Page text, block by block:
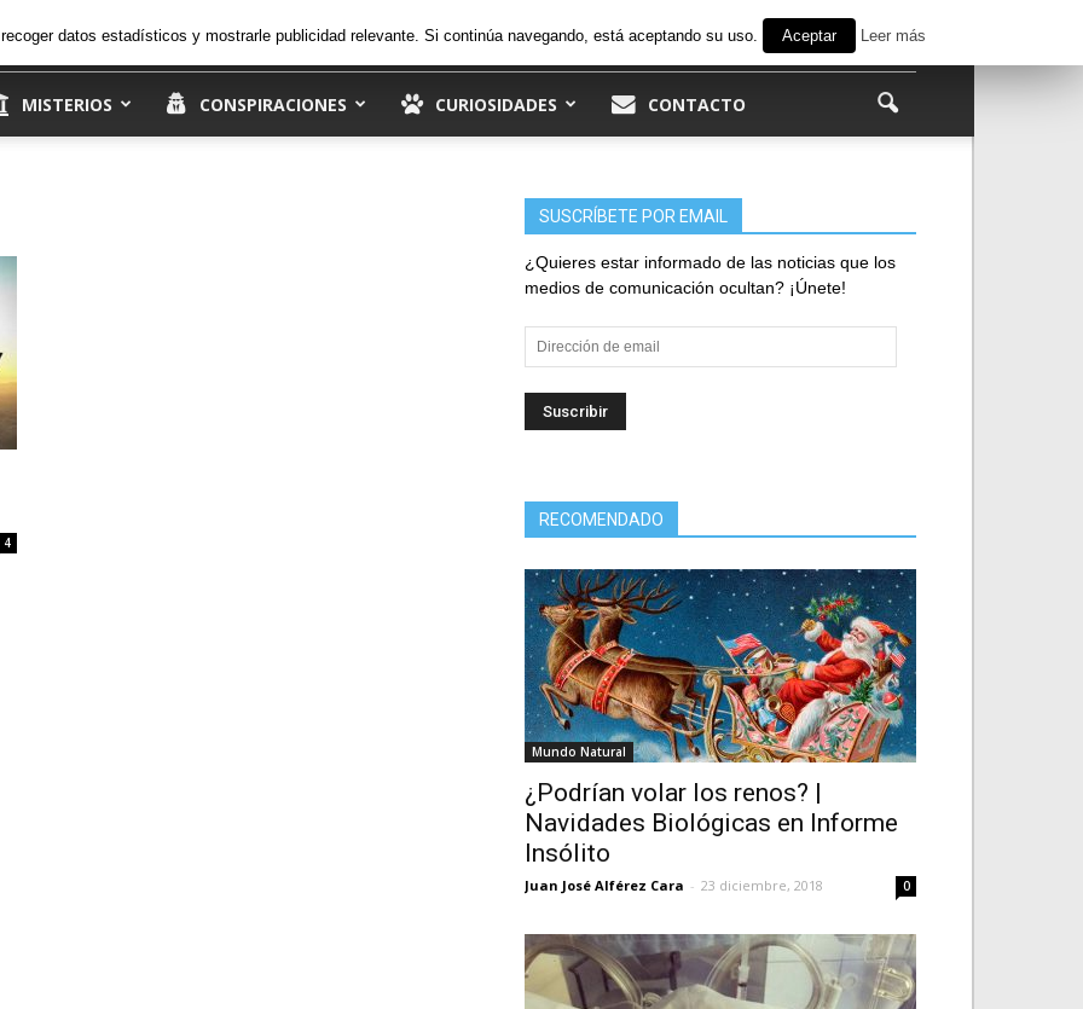
C Madrid sábado, 8 de agosto de 2026 Ingresar
MISTERIOS CONSPIRACIONES CURIOSIDADES CONTACTO
4
SUSCRÍBETE POR EMAIL
¿Quieres estar informado de las noticias que los
medios de comunicación ocultan? ¡Únete!
Dirección
de
email
RECOMENDADO
Mundo Natural
¿Podrían volar los renos? |
Navidades Biológicas en Informe
Insólito
Juan José Alférez Cara - 23 diciembre, 2018 0
datos estadísticos y mostrarle publicidad relevante. Si continúa navegando, está aceptando su uso. Aceptar Leer más